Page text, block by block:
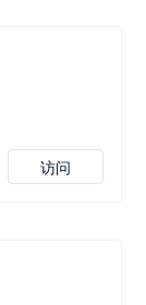
访问